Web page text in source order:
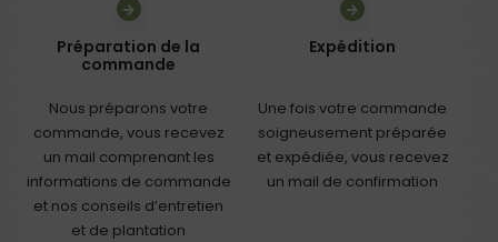
Préparation de la
commande
Nous préparons votre
commande, vous recevez
un mail comprenant les
informations de commande
et nos conseils d’entretien
et de plantation
Expédition
Une fois votre commande
soigneusement préparée
et expédiée, vous recevez
un mail de confirmation